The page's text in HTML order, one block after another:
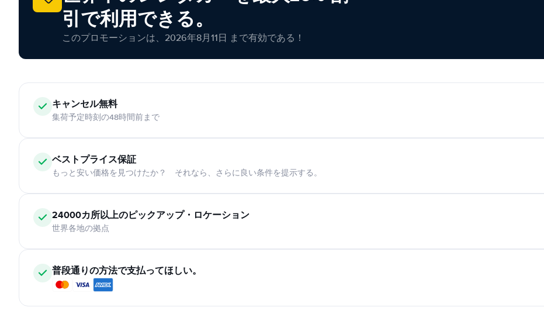
引で利用できる。
このプロモーションは、2026年8月11日 まで有効である！
キャンセル無料
集荷予定時刻の48時間前まで
ベストプライス保証
もっと安い価格を見つけたか？ それなら、さらに良い条件を提示する。
24000カ所以上のピックアップ・ロケーション
世界各地の拠点
普段通りの方法で支払ってほしい。